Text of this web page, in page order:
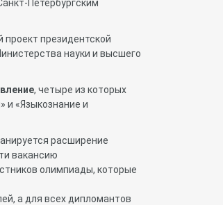
Петербургским
президентской
науки и высшего
, четыре из которых
и «Языкознание и
расширение
вакансию
олимпиады, которые
а для всех дипломантов